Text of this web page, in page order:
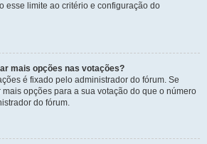
esse limite ao critério e configuração do
mais opções nas votações?
é fixado pelo administrador do fórum. Se
opções para a sua votação do que o número
do fórum.